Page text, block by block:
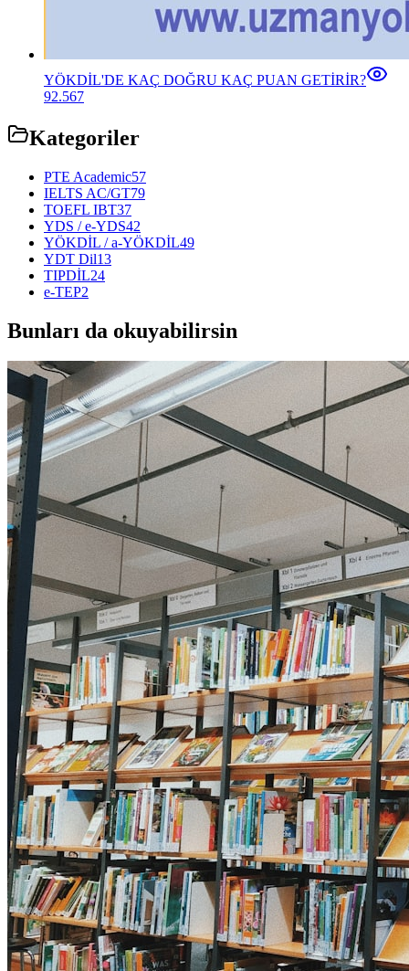
YÖKDİL'DE KAÇ DOĞRU KAÇ PUAN GETİRİR?
92.567
Kategoriler
PTE Academic57
IELTS AC/GT79
TOEFL IBT37
YDS / e-YDS42
YÖKDİL / a-YÖKDİL49
YDT Dil13
TIPDİL24
e-TEP2
Bunları da okuyabilirsin